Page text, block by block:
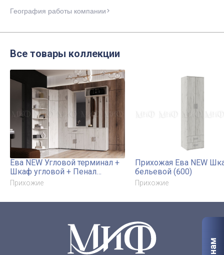
География работы компании
Все товары коллекции
Ева NEW Угловой терминал +
Шкаф угловой + Пенал
бельевой (400) + Тумба с
зеркалом (600) + Тумба с
Прихожие
Прихожая Ева NEW
бельевой (600)
Прихожие